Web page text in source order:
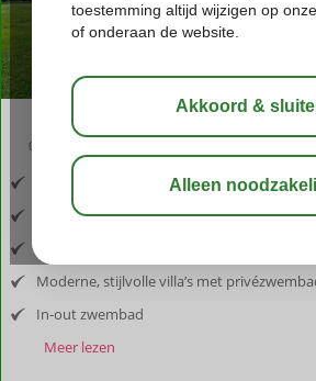
03:30
Inclusief vlucht en huurauto
Gelegen in het charmante Platanias, nabij
Moderne, stijlvolle villa’s met
In-out zwembad
Meer lezen